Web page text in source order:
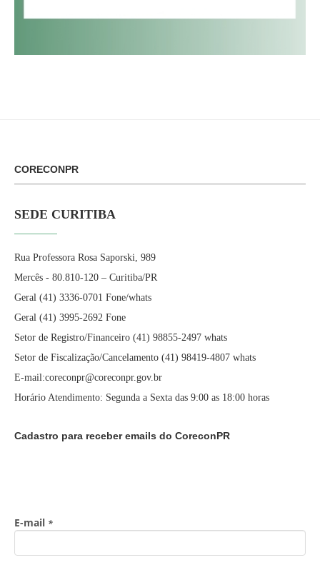
CORECONPR
SEDE CURITIBA
Rua Professora Rosa Saporski, 989
Mercês - 80.810-120 – Curitiba/PR
Geral (41) 3336-0701 Fone/whats
Geral (41) 3995-2692 Fone
Setor de Registro/Financeiro (41) 98855-2497 whats
Setor de Fiscalização/Cancelamento (41) 98419-4807 whats
E-mail:coreconpr@coreconpr.gov.br
Horário Atendimento: Segunda a Sexta das 9:00 as 18:00 horas
Cadastro para receber emails do CoreconPR